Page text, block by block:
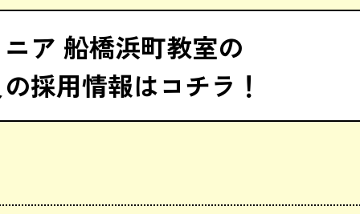
ア 船橋浜町教室の
採用情報はコチラ！